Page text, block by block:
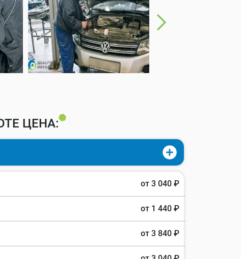
ЦЕНА:
от 3 040 ₽
от 1 440 ₽
от 3 840 ₽